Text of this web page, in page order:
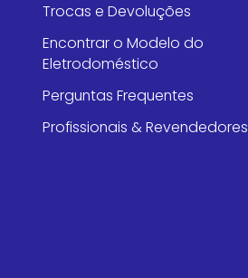
Trocas e Devoluções
Encontrar o Modelo do
Eletrodoméstico
Perguntas Frequentes
Profissionais & Revendedores